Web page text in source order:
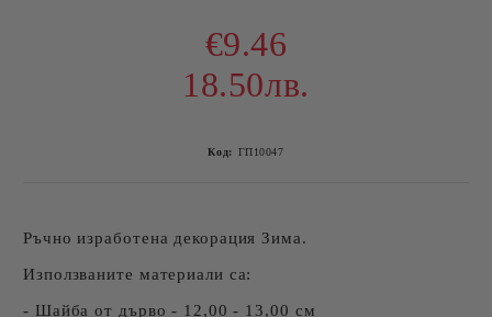
€9.46
18.50лв.
Код: ГП10047
Ръчно изработена декорация Зима.
Използваните материали са:
- Шайба от дърво - 12,00 - 13,00 см